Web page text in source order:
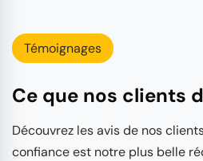
Témoignages
Ce que nos clients
Découvrez les avis de nos
confiance est notre plus belle